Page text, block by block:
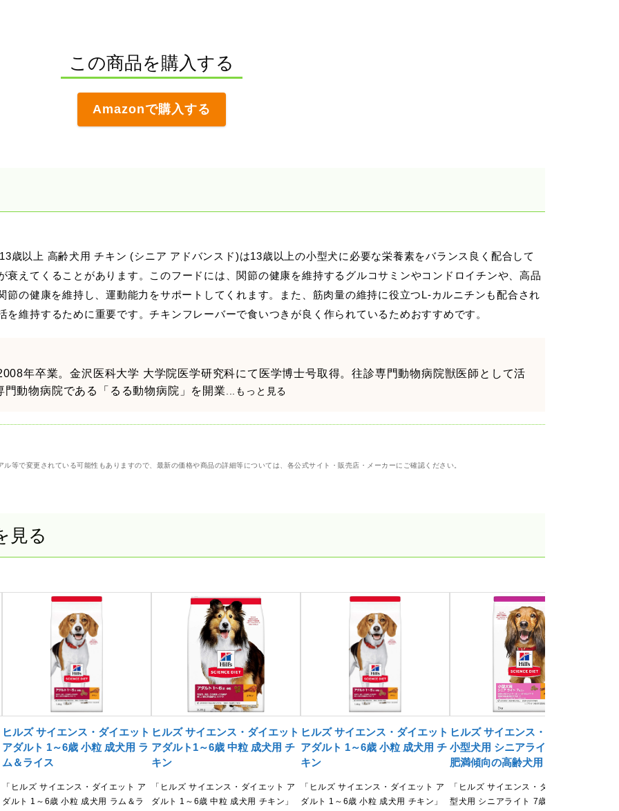
この商品を購入する
Amazonで購入する
歳以上 高齢犬用 チキン (シニア アドバンスド)は13歳以上の小型犬に必要な栄養素をバランス良く配合して
衰えてくることがあります。このフードには、関節の健康を維持するグルコサミンやコンドロイチンや、高品
の健康を維持し、運動能力をサポートしてくれます。また、筋肉量の維持に役立つL-カルニチンも配合され
維持するために重要です。チキンフレーバーで食いつきが良く作られているためおすすめです。
年卒業。金沢医科大学 大学院医学研究科にて医学博士号取得。往診専門動物病院獣医師として活
動物病院である「るる動物病院」を開業
...もっと見る
等で変更されている可能性もありますので、最新の価格や商品の詳細等については、各公式サイト・販売店・メーカーにご確認ください。
見る
ヒルズ サイエンス・ダイエット
アダルト 1～6歳 小粒 成犬用 ラ
ム＆ライス
「ヒルズ サイエンス・ダイエット ア
ダルト 1～6歳 小粒 成犬用 ラム＆ラ
ヒルズ サイエンス・ダイエット
アダルト1～6歳 中粒 成犬用 チ
キン
「ヒルズ サイエンス・ダイエット ア
ダルト 1～6歳 中粒 成犬用 チキン」
ヒルズ サイエンス・ダイエット
アダルト 1～6歳 小粒 成犬用 チ
キン
「ヒルズ サイエンス・ダイエット ア
ダルト 1～6歳 小粒 成犬用 チキン」
ヒルズ サイエンス・ダイエット
小型犬用 シニアライト 7歳以上
肥満傾向の高齢犬用 チキン
「ヒルズ サイエンス・ダイエット 小
型犬用 シニアライト 7歳以上 肥満傾